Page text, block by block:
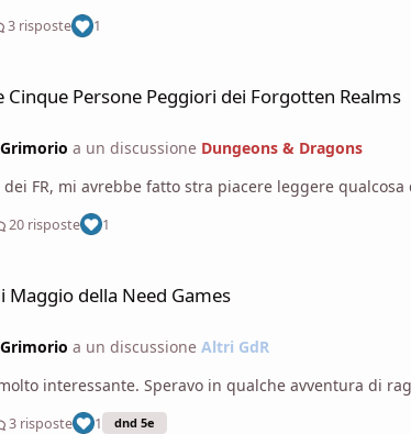
3 risposte 1
Cinque Persone Peggiori dei Forgotten Realms
Grimorio a un discussione Dungeons & Dragons
FR, mi avrebbe fatto stra piacere leggere
20 risposte 1
Maggio della Need Games
Grimorio a un discussione Altri GdR
Avventure nell'Eriador molto interessante. Speravo in qualche
3 risposte 1 dnd 5e